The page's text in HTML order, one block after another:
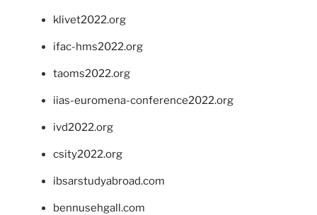
klivet2022.org
ifac-hms2022.org
taoms2022.org
iias-euromena-conference2022.org
ivd2022.org
csity2022.org
ibsarstudyabroad.com
bennusehgall.com